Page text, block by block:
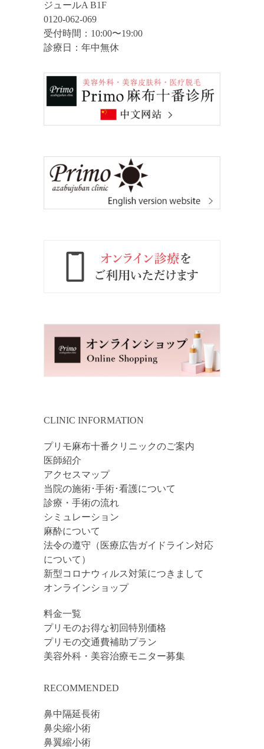
ジュールA B1F
0120-062-069
受付時間：10:00〜19:00
診療日：年中無休
CLINIC INFORMATION
プリモ麻布十番クリニックのご案内
医師紹介
アクセスマップ
当院の施術･手術･看護について
診療・手術の流れ
シミュレーション
麻酔について
法令の遵守（医療広告ガイドライン対応
について）
新型コロナウィルス対策につきまして
オンラインショップ
料金一覧
プリモのお得な初回特別価格
プリモの交通費補助プラン
美容外科・美容治療モニター募集
RECOMMENDED
鼻中隔延長術
鼻尖縮小術
鼻翼縮小術